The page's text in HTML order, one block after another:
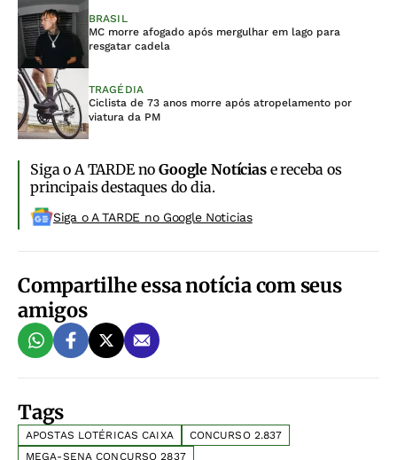
BRASIL
MC morre afogado após mergulhar em lago para
resgatar cadela
TRAGÉDIA
Ciclista de 73 anos morre após atropelamento por
viatura da PM
Siga o A TARDE noGoogle Notíciase receba os
principais destaques do dia.
Siga o A TARDE no Google Noticias
Compartilhe essa notícia com seus
amigos
Tags
APOSTAS LOTÉRICAS CAIXA
CONCURSO 2.837
MEGA-SENA CONCURSO 2837